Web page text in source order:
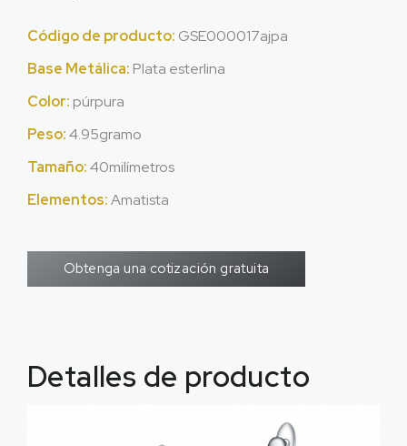
Código de producto: GSE000017ajpa
Base Metálica: Plata esterlina
Color: púrpura
Peso:4.95gramo
Tamaño:40milímetros
Elementos:Amatista
Obtenga una cotización gratuita
Detalles de producto